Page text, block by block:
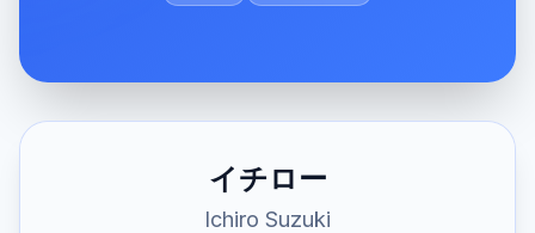
イチロー
Ichiro Suzuki